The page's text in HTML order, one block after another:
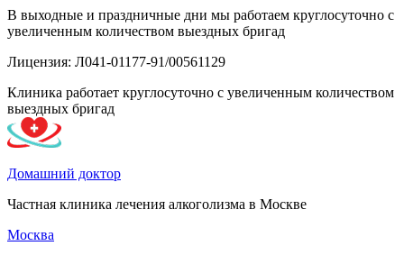
В выходные и праздничные дни мы работаем круглосуточно с
увеличенным количеством выездных бригад
Лицензия: Л041-01177-91/00561129
Клиника работает круглосуточно с увеличенным количеством
выездных бригад
Домашний доктор
Частная клиника лечения алкоголизма в Москве
Москва